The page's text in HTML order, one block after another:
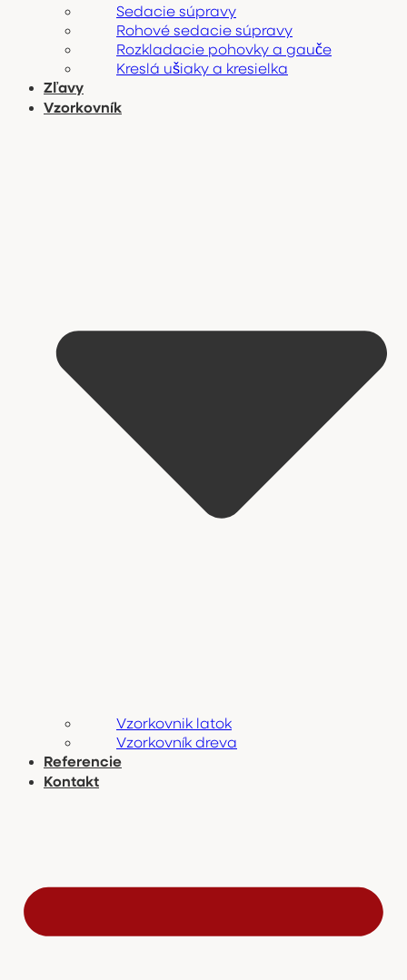
Sedacie súpravy
Rohové sedacie súpravy
Rozkladacie pohovky a gauče
Kreslá ušiaky a kresielka
Zľavy
Vzorkovník
Vzorkovnik latok
Vzorkovník dreva
Referencie
Kontakt